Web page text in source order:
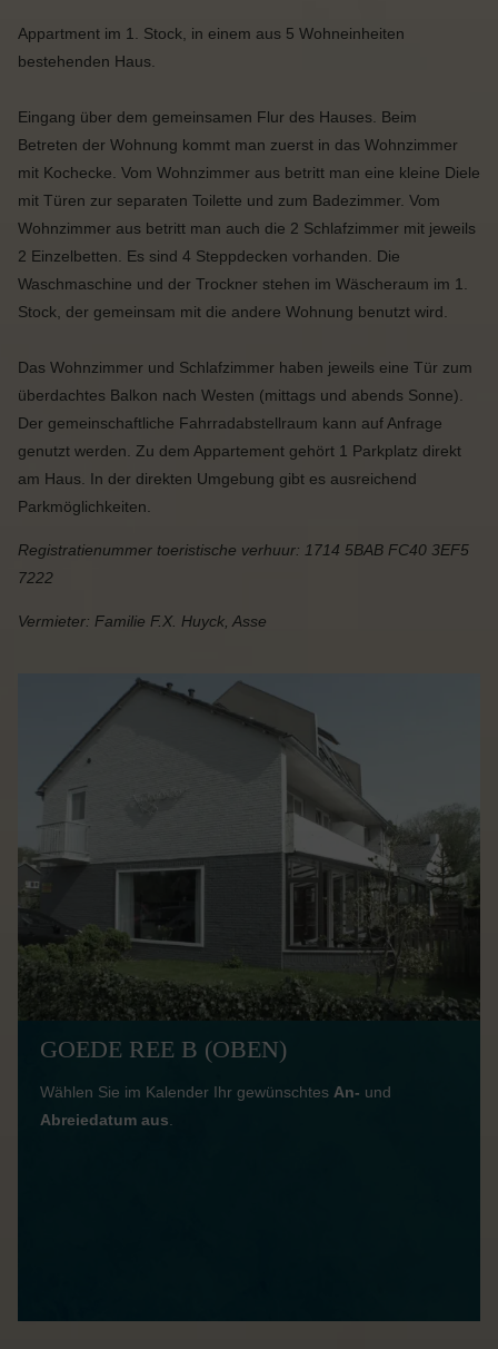
Appartment im 1. Stock, in einem aus 5 Wohneinheiten
bestehenden Haus.
Eingang über dem gemeinsamen Flur des Hauses. Beim
Betreten der Wohnung kommt man zuerst in das Wohnzimmer
mit Kochecke. Vom Wohnzimmer aus betritt man eine kleine Diele
mit Türen zur separaten Toilette und zum Badezimmer. Vom
Wohnzimmer aus betritt man auch die 2 Schlafzimmer mit jeweils
2 Einzelbetten. Es sind 4 Steppdecken vorhanden. Die
Waschmaschine und der Trockner stehen im Wäscheraum im 1.
Stock, der gemeinsam mit die andere Wohnung benutzt wird.
Das Wohnzimmer und Schlafzimmer haben jeweils eine Tür zum
überdachtes Balkon nach Westen (mittags und abends Sonne).
Der gemeinschaftliche Fahrradabstellraum kann auf Anfrage
genutzt werden. Zu dem Appartement gehört 1 Parkplatz direkt
am Haus. In der direkten Umgebung gibt es ausreichend
Parkmöglichkeiten.
Registratienummer toeristische verhuur: 1714 5BAB FC40 3EF5
7222
Vermieter: Familie F.X. Huyck, Asse
GOEDE REE B (OBEN)
Wählen Sie im Kalender Ihr gewünschtes An- und
Abreiedatum aus